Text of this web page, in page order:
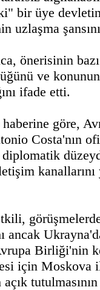
bir üye
uzlaşma
önerisinin
ve
ifade etti.
haberine göre,
Costa'nın
ancak
Birliği'nin
için Moskova
açık